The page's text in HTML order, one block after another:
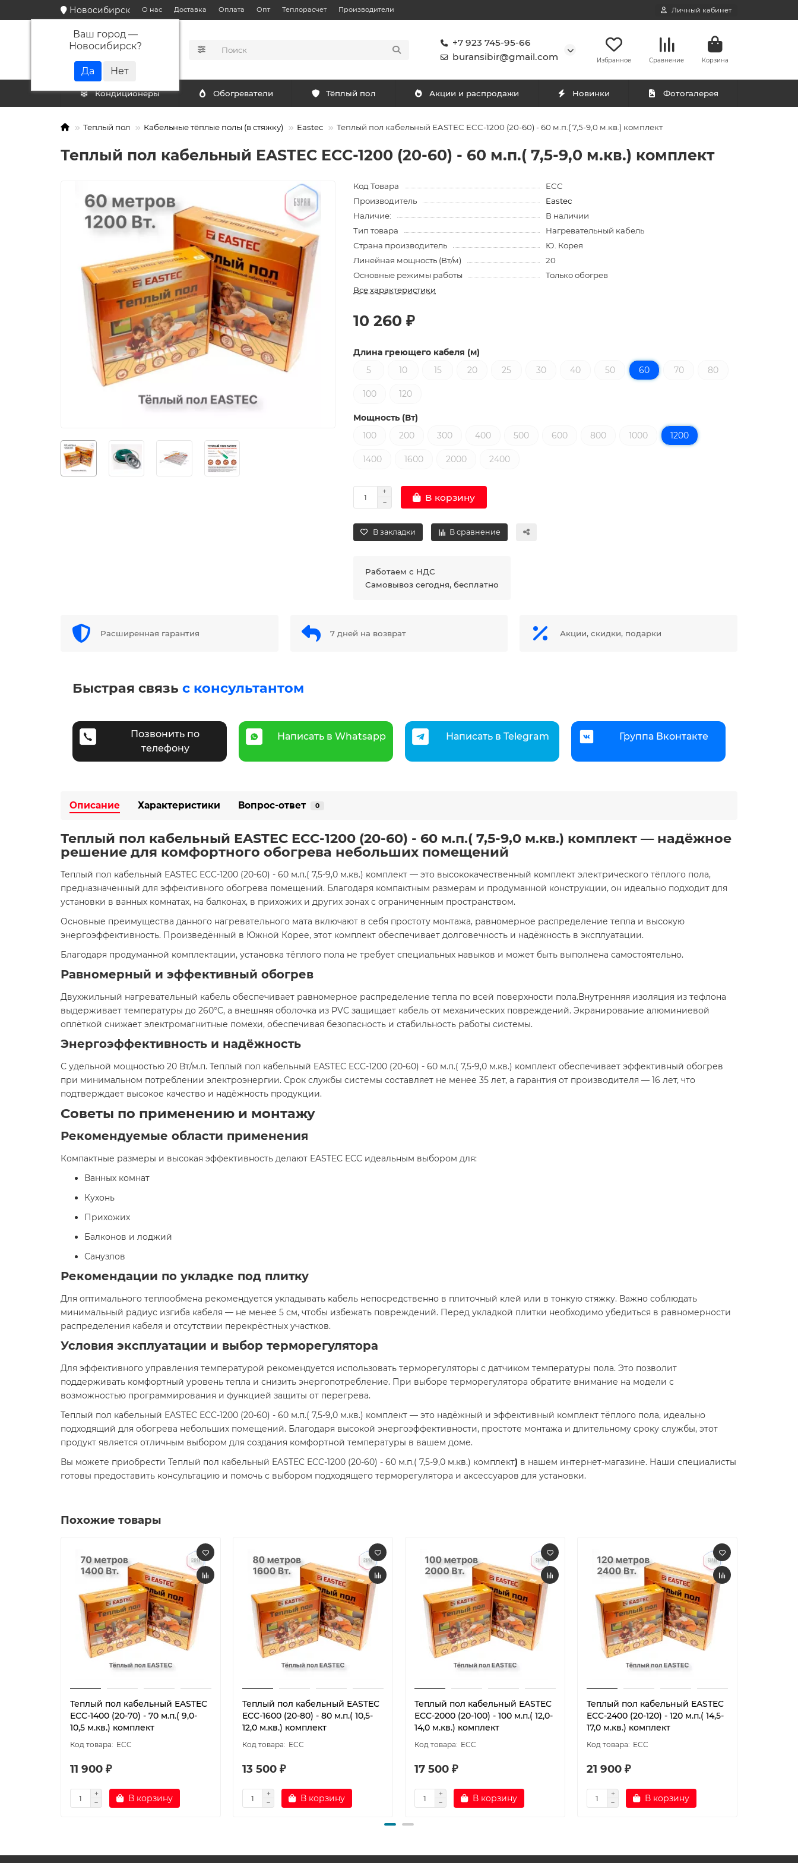
Новосибирск
Ваш город —
Новосибирск?
О нас Доставка Оплата Опт Теплорасчет Производители Личный кабинет
КАТАЛОГ
+7 923 745-95-66
buransibir@gmail.com
Избранное Сравнение Корзина
Кондиционеры Обогреватели Тёплый пол Акции и распродажи Новинки Фотогалерея
Теплый пол Кабельные тёплые полы (в стяжку) Eastec Теплый пол кабельный EASTEC ECC-1200 (20-60) - 60 м.п.( 7,5-9,0 м.кв.) комплект
Теплый пол кабельный EASTEC ECC-1200 (20-60) - 60 м.п.( 7,5-9,0 м.кв.) комплект
Код Товара
ECC
Производитель
Eastec
Наличие:
В наличии
Тип товара
Нагревательный кабель
Страна производитель
Ю. Корея
Линейная мощность (Вт/м)
20
Основные режимы работы
Только обогрев
Все характеристики
10 260 ₽
Длина греющего кабеля (м)
5
10 15 20 25 30 40 50 60 70 80
100 120
Мощность (Вт)
100
200 300 400 500 600 800 1000 1200
1400 1600 2000 2400
В корзину
В закладки В сравнение
Работаем с НДС
Самовывоз сегодня, бесплатно
Расширенная гарантия 7 дней на возврат Акции, скидки, подарки
Быстрая связь с консультантом
Позвонить по
телефону
Написать в Whatsapp Написать в Telegram Группа Вконтакте
Описание Характеристики Вопрос-ответ 0
Теплый пол кабельный EASTEC ECC-1200 (20-60) - 60 м.п.( 7,5-9,0 м.кв.) комплект — надёжное
решение для комфортного обогрева небольших помещений
Теплый пол кабельный EASTEC ECC-1200 (20-60) - 60 м.п.( 7,5-9,0 м.кв.) комплект — это высококачественный комплект электрического тёплого пола,
предназначенный для эффективного обогрева помещений. Благодаря компактным размерам и продуманной конструкции, он идеально подходит для
установки в ванных комнатах, на балконах, в прихожих и других зонах с ограниченным пространством.​
Основные преимущества данного нагревательного мата включают в себя простоту монтажа, равномерное распределение тепла и высокую
энергоэффективность. Произведённый в Южной Корее, этот комплект обеспечивает долговечность и надёжность в эксплуатации.​
Благодаря продуманной комплектации, установка тёплого пола не требует специальных навыков и может быть выполнена самостоятельно.​
Равномерный и эффективный обогрев
Двухжильный нагревательный кабель обеспечивает равномерное распределение тепла по всей поверхности пола.Внутренняя изоляция из тефлона
выдерживает температуры до 260°C, а внешняя оболочка из PVC защищает кабель от механических повреждений. Экранирование алюминиевой
оплёткой снижает электромагнитные помехи, обеспечивая безопасность и стабильность работы системы.​
Энергоэффективность и надёжность
С удельной мощностью 20 Вт/м.п. Теплый пол кабельный EASTEC ECC-1200 (20-60) - 60 м.п.( 7,5-9,0 м.кв.) комплект обеспечивает эффективный обогрев
при минимальном потреблении электроэнергии. Срок службы системы составляет не менее 35 лет, а гарантия от производителя — 16 лет, что
подтверждает высокое качество и надёжность продукции.​
Советы по применению и монтажу
Рекомендуемые области применения
Компактные размеры и высокая эффективность делают EASTEC ECC идеальным выбором для:​
Ванных комнат​
Кухонь​
Прихожих​
Балконов и лоджий​
Санузлов​
Рекомендации по укладке под плитку
Для оптимального теплообмена рекомендуется укладывать кабель непосредственно в плиточный клей или в тонкую стяжку. Важно соблюдать
минимальный радиус изгиба кабеля — не менее 5 см, чтобы избежать повреждений. Перед укладкой плитки необходимо убедиться в равномерности
распределения кабеля и отсутствии перекрёстных участков.​
Условия эксплуатации и выбор терморегулятора
Для эффективного управления температурой рекомендуется использовать терморегуляторы с датчиком температуры пола. Это позволит
поддерживать комфортный уровень тепла и снизить энергопотребление. При выборе терморегулятора обратите внимание на модели с
возможностью программирования и функцией защиты от перегрева.​
Теплый пол кабельный EASTEC ECC-1200 (20-60) - 60 м.п.( 7,5-9,0 м.кв.) комплект — это надёжный и эффективный комплект тёплого пола, идеально
подходящий для обогрева небольших помещений. Благодаря высокой энергоэффективности, простоте монтажа и длительному сроку службы, этот
продукт является отличным выбором для создания комфортной температуры в вашем доме.​
Вы можете приобрести Теплый пол кабельный EASTEC ECC-1200 (20-60) - 60 м.п.( 7,5-9,0 м.кв.) комплект) в нашем интернет-магазине. Наши специалисты
готовы предоставить консультацию и помочь с выбором подходящего терморегулятора и аксессуаров для установки.​
Похожие товары
Теплый пол кабельный EASTEC
ECC-1400 (20-70) - 70 м.п.( 9,0-
10,5 м.кв.) комплект
ECC
11 900 ₽
В корзину
Теплый пол кабельный EASTEC
ECC-1600 (20-80) - 80 м.п.( 10,5-
12,0 м.кв.) комплект
ECC
13 500 ₽
В корзину
Теплый пол кабельный EASTEC
ECC-2000 (20-100) - 100 м.п.( 12,0-
14,0 м.кв.) комплект
ECC
17 500 ₽
В корзину
Теплый пол кабельный EASTEC
ECC-2400 (20-120) - 120 м.п.( 14,5-
17,0 м.кв.) комплект
ECC
21 900 ₽
В корзину